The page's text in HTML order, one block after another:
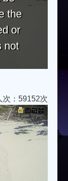
the
or
not
次：59152次